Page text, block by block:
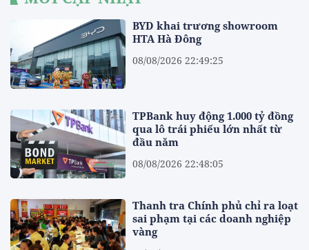
BYD khai trương showroom
HTA Hà Đông
08/08/2026 22:49:25
TPBank huy động 1.000 tỷ đồng
qua lô trái phiếu lớn nhất từ
đầu năm
08/08/2026 22:48:05
Thanh tra Chính phủ chỉ ra loạt
sai phạm tại các doanh nghiệp
vàng